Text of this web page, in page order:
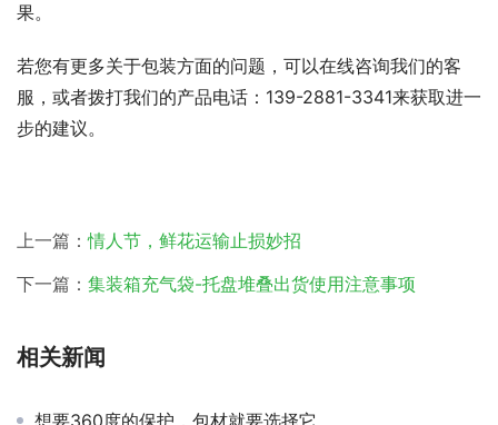
果。
若您有更多关于包装方面的问题，可以在线咨询我们的客
服，或者拨打我们的产品电话：139-2881-3341来获取进一
步的建议。
上一篇：情人节，鲜花运输止损妙招
下一篇： 集装箱充气袋-托盘堆叠出货使用注意事项
相关新闻
想要360度的保护，包材就要选择它